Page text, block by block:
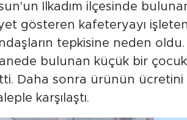
İlkadım ilçesinde
gösteren kafeteryayı
tepkisine neden
bulunan küçük bir
Daha sonra ürünün
karşılaştı.